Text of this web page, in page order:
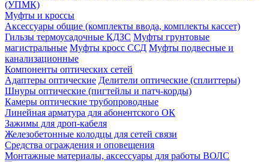
(УПМК)
Муфты и кроссы
Аксессуары общие (комплекты ввода, комплекты кассет)
Гильзы термоусадочные КДЗС Муфты грунтовые
магистральные Муфты кросс ССД Муфты подвесные и
канализационные
Компоненты оптических сетей
Адаптеры оптические Делители оптические (сплиттеры)
Шнуры оптические (пигтейлы и патч-корды)
Камеры оптические трубопроводные
Линейная арматура для абонентского ОК
Зажимы для дроп-кабеля
Железобетонные колодцы для сетей связи
Средства ограждения и оповещения
Монтажные материалы, аксессуары для работы ВОЛС